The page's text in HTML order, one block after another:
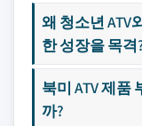
왜 청소년 ATV
한 성장을 목격
북미 ATV 제품
까?